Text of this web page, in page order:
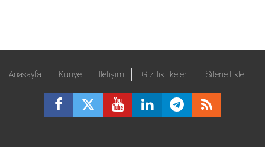
Anasayfa Künye İletişim Gizlilik İlkeleri Sitene Ekle